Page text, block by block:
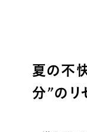
ヘアコラム
夏の不
分”のリ